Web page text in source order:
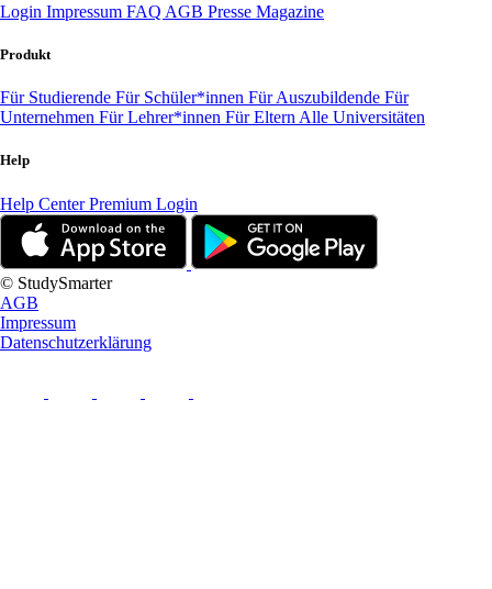
Login Impressum FAQ AGB Presse Magazine
Produkt
Für Studierende Für Schüler*innen Für Auszubildende Für
Unternehmen Für Lehrer*innen Für Eltern Alle Universitäten
Help
Help CenterPremium Login
© StudySmarter
AGB
Impressum
Datenschutzerklärung